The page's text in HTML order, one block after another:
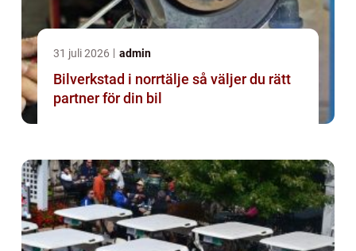
31 juli 2026 admin
Bilverkstad i norrtälje så väljer du rätt
partner för din bil